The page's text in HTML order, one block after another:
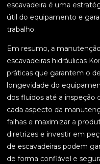
escavadeira é uma
útil do equipamento e
trabalho.
Em resumo, a
escavadeiras hidráulicas
práticas que garantem o
longevidade do
dos fluidos até a inspeção
cada aspecto da
falhas e maximizar a
diretrizes e investir em
de escavadeiras podem
de forma confiável e